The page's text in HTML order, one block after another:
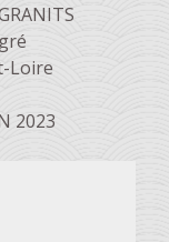
Loire
2023